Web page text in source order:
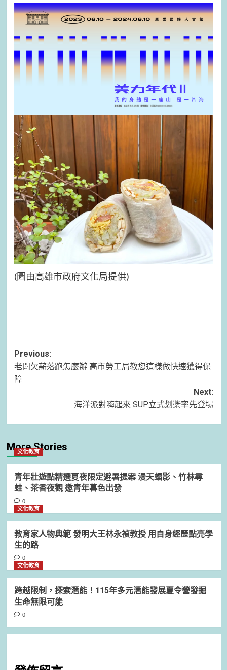
(圖由高雄市政府文化局提供)
Post
navigation
Previous:
老闆欠薪落跑怎麼辦 高市勞工局教您這樣做快速獲得保
障
Next:
海洋派對嗨起來 SUP立式划槳率先登場
More Stories
文化教育
青年壯遊點精選夏夜限定避暑提案 漫天蝠影、竹林尋
蛙、茶香夜觀 邀青年暮色出發
0
文化教育
教育家人物典範 發明大王林永禎教授 用自身經歷點亮學
生的路
0
文化教育
跨越限制，探索潛能！115年多元潛能發展夏令營發掘
生命無限可能
0